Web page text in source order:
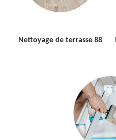
Nettoyage de terrasse 88